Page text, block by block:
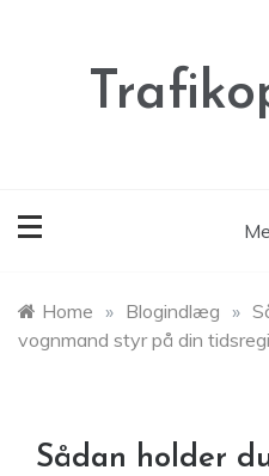
Home » Blogindlæg »
vognmand styr på din
Sådan holder